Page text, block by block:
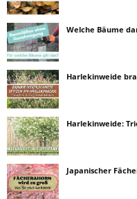
Welche Bäume
Harlekinweide
Harlekinweide:
Japanischer